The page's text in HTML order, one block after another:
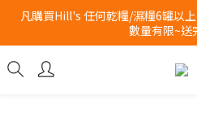
新品登場 獅子堂貓罐頭 $180
凡購買Hill's 任何乾糧/濕糧6罐以
數量有限~送
新品登場 獅子堂貓罐頭 $180 x